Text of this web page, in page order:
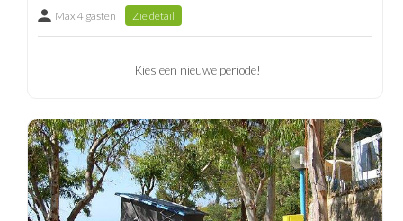
Max 4 gasten Zie detail
Kies een nieuwe periode!